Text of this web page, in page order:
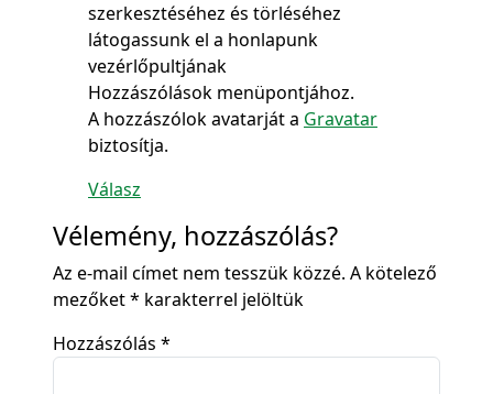
szerkesztéséhez és törléséhez
látogassunk el a honlapunk
vezérlőpultjának
Hozzászólások menüpontjához.
A hozzászólok avatarját a Gravatar
biztosítja.
Válasz
Vélemény, hozzászólás?
Az e-mail címet nem tesszük közzé. A kötelező
mezőket* karakterrel jelöltük
Hozzászólás *